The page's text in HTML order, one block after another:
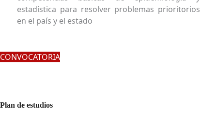
estadística para resolver problemas prioritorios
en el país y el estado
CONVOCATORIA
Plan de estudios